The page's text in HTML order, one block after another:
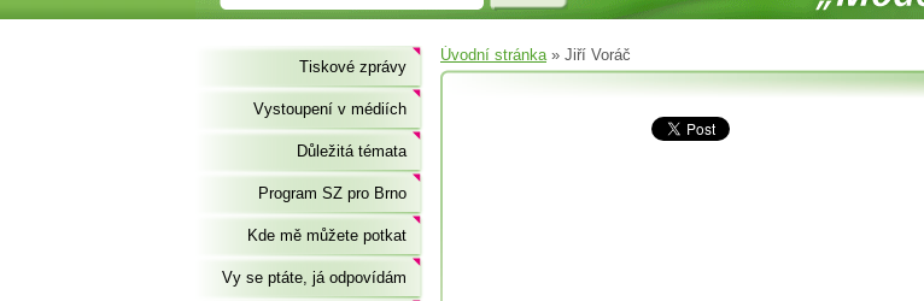
Úvodní stránka » Jiří Voráč
Tiskové zprávy
Vystoupení v médiích
Důležitá témata
Program SZ pro Brno
Kde mě můžete potkat
Vy se ptáte, já odpovídám